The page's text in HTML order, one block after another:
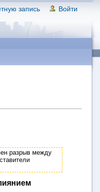
запись Войти
разрыв между